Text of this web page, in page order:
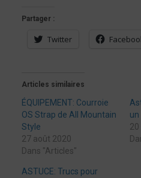
Partager :
Twitter
Articles similaires
ÉQUIPEMENT: Courroie
OS Strap de All Mountain
Style
27 août 2020
Dans "Articles"
20
ASTUCE: Trucs pour